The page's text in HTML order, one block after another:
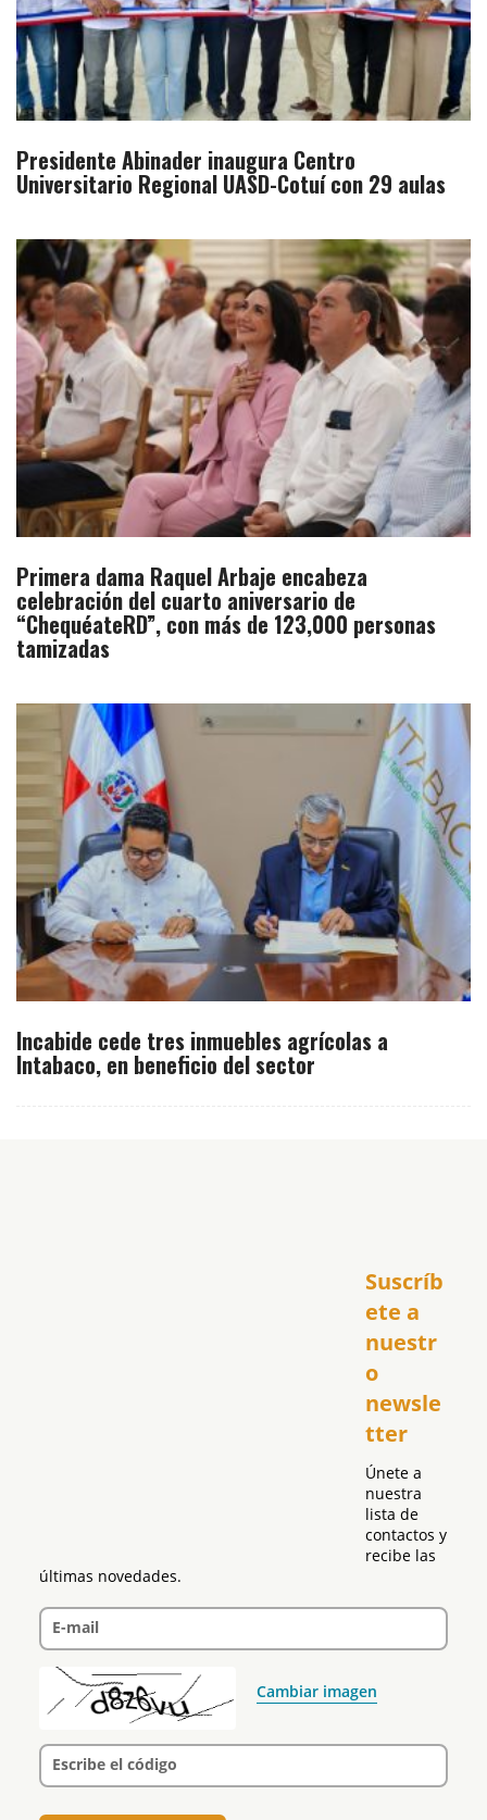
Presidente Abinader inaugura Centro
Universitario Regional UASD-Cotuí con 29 aulas
Primera dama Raquel Arbaje encabeza
celebración del cuarto aniversario de
“ChequéateRD”, con más de 123,000 personas
tamizadas
Incabide cede tres inmuebles agrícolas a
Intabaco, en beneficio del sector
Suscríb
ete a
nuestr
o
newsle
tter
Únete a
nuestra
lista de
contactos y
recibe las
últimas novedades.
E-mail
Cambiar imagen
Escribe el código